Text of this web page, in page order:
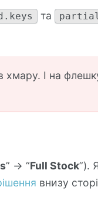
та
хмару. І на
” -> “Full Stock”).
внизу